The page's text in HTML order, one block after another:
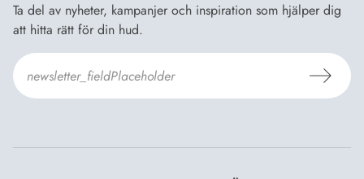
Ta del av nyheter, kampanjer och inspiration som hjälper dig
att hitta rätt för din hud.